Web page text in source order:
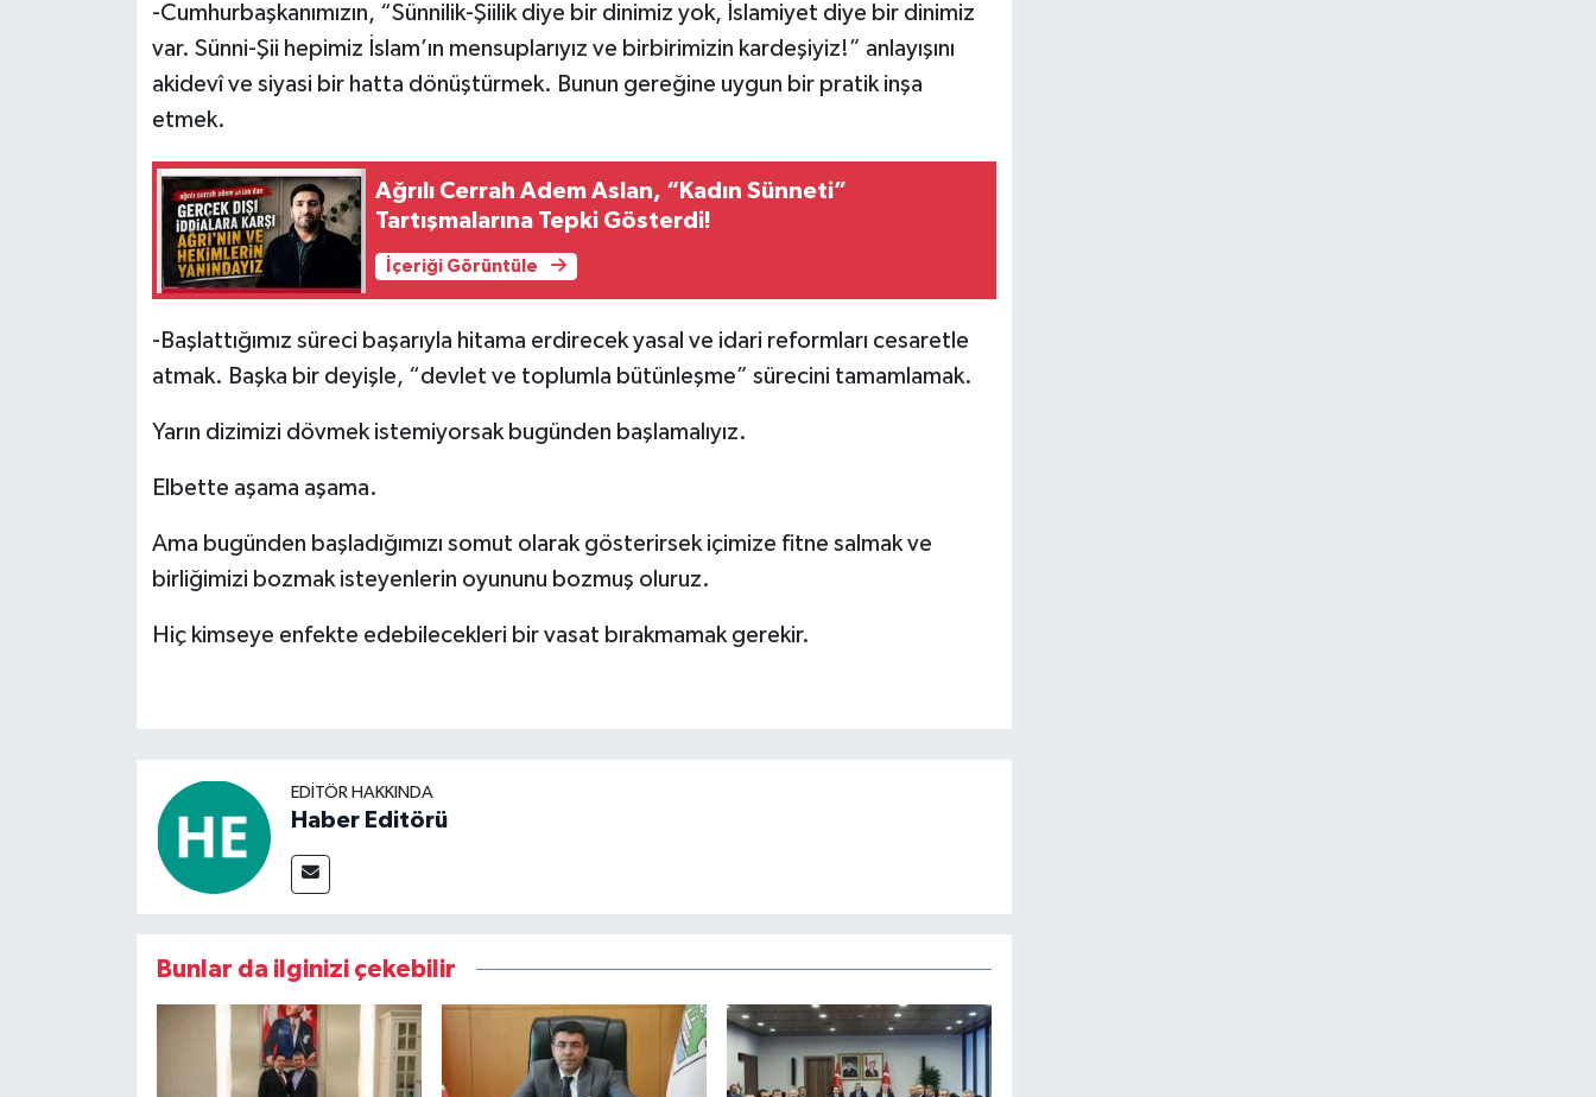
-Cumhurbaşkanımızın, “Sünnilik-Şiilik diye bir dinimiz yok, İslamiyet diye bir dinimiz
var. Sünni-Şii hepimiz İslam’ın mensuplarıyız ve birbirimizin kardeşiyiz!” anlayışını
akidevî ve siyasi bir hatta dönüştürmek. Bunun gereğine uygun bir pratik inşa
etmek.
Ağrılı Cerrah Adem Aslan, “Kadın Sünneti”
Tartışmalarına Tepki Gösterdi!
İçeriği Görüntüle
-Başlattığımız süreci başarıyla hitama erdirecek yasal ve idari reformları cesaretle
atmak. Başka bir deyişle, “devlet ve toplumla bütünleşme” sürecini tamamlamak.
Yarın dizimizi dövmek istemiyorsak bugünden başlamalıyız.
Elbette aşama aşama.
Ama bugünden başladığımızı somut olarak gösterirsek içimize fitne salmak ve
birliğimizi bozmak isteyenlerin oyununu bozmuş oluruz.
Hiç kimseye enfekte edebilecekleri bir vasat bırakmamak gerekir.
EDITÖR HAKKINDA
Haber Editörü
Bunlar da ilginizi çekebilir